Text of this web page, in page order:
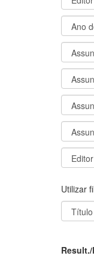
Utilizar
Result./